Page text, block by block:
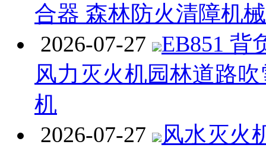
合器 森林防火清障机
2026-07-27
EB851 背
风力灭火机园林道路
机
2026-07-27
风水灭火